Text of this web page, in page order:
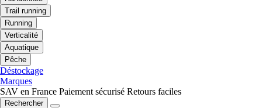
Trail running
Running
Verticalité
Aquatique
Pêche
Déstockage
Marques
SAV en France Paiement sécurisé Retours faciles
Rechercher